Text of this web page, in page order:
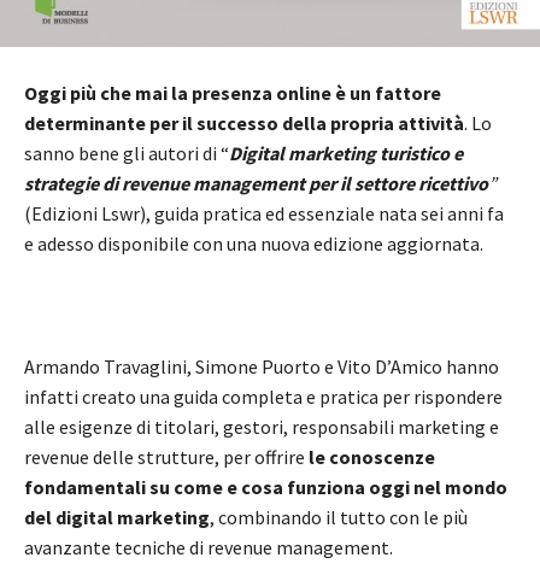
Oggi più che mai la presenza online è un fattore
determinante per il successo della propria attività. Lo
sanno bene gli autori di “Digital marketing turistico e
strategie di revenue management per il settore ricettivo”
(Edizioni Lswr), guida pratica ed essenziale nata sei anni fa
e adesso disponibile con una nuova edizione aggiornata.
Armando Travaglini, Simone Puorto e Vito D’Amico hanno
infatti creato una guida completa e pratica per rispondere
alle esigenze di titolari, gestori, responsabili marketing e
revenue delle strutture, per offrire le conoscenze
fondamentali su come e cosa funziona oggi nel mondo
del digital marketing, combinando il tutto con le più
avanzante tecniche di revenue management.